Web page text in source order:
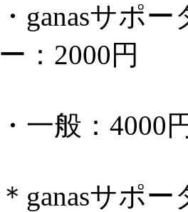
・ganasサポ
ー：2000円
・一般：4000
＊ganasサポ